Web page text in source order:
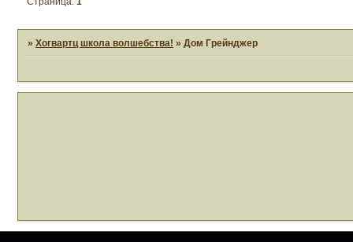
»Хогвартц школа волшебства! »Дом Грейнджер